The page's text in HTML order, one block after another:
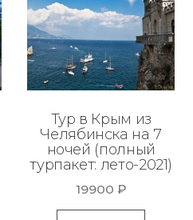
Тур в Крым из
Челябинска на 7
ночей (полный
турпакет: лето-2021)
19900 ₽